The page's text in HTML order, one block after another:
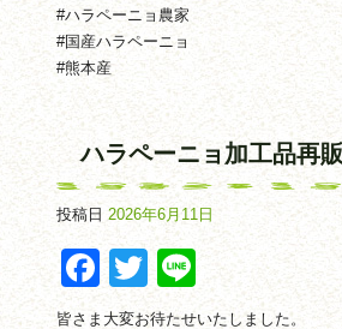
#ハラペーニョ農家
#国産ハラペーニョ
#熊本産
ハラペーニョ加工品再
投稿日 2026年6月11日
Facebook
TwitterLine
皆さま大変お待たせいたしました。